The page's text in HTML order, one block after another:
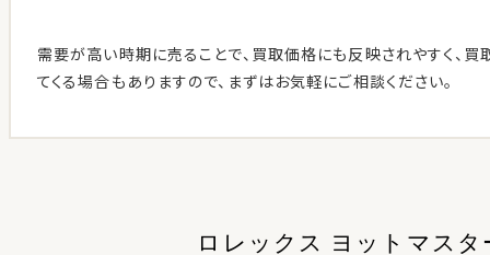
需要が高い時期に売ることで、買取価格にも反映されやすく、
てくる場合もありますので、まずはお気軽にご相談ください。
ロレックス ヨットマス